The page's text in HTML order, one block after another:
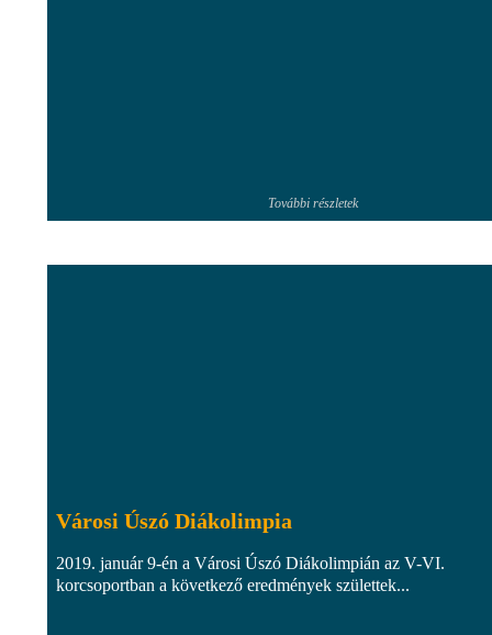
További részletek
Városi Úszó Diákolimpia
2019. január 9-én a Városi Úszó Diákolimpián az V-VI.
korcsoportban a következő eredmények születtek...